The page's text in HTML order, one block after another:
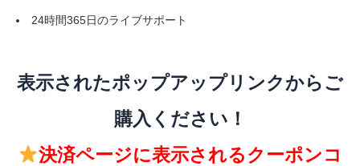
24時間365日のライブサポート
表示されたポップアップリンクからご
購入ください！
決済ページに表示されるクーポンコ